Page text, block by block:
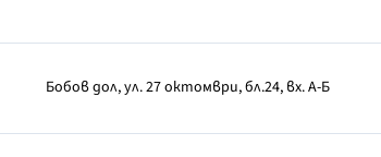
Бобов дол, ул. 27 октомври, бл.24, вх. А-Б